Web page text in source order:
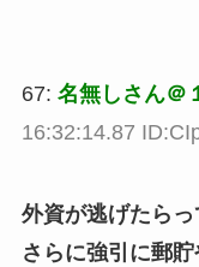
67: 名無しさん＠
16:32:14.87
外資が逃げたら
さらに強引に郵